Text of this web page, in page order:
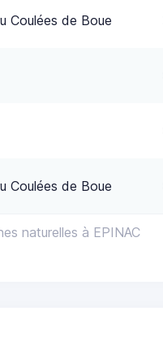
naturelles à EPINAC
Coulées de Boue
Coulées de Boue